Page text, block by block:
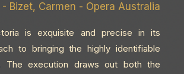
- Bizet, Carmen - Opera Australia
is exquisite and precise in its
to bringing the highly identifiable
The execution draws out both the